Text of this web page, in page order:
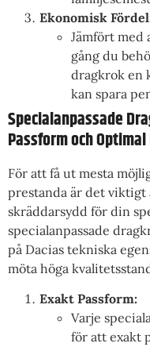
Ekonomisk
Jämfört med
gång du
dragkrok en
kan spara
Specialanpassade
Passform och
För att få ut mesta
prestanda är det viktigt
skräddarsydd för din
specialanpassade
på Dacias tekniska
möta höga
Exakt Passform:
Varje
för att exakt